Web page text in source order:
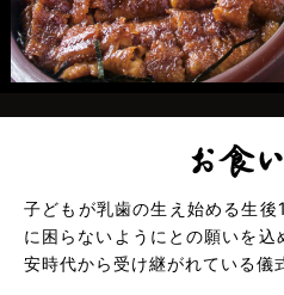
お食
子どもが乳歯の生え始める生
に困らないようにとの願いを
安時代から受け継がれている儀